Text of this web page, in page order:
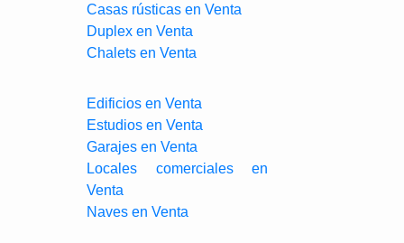
Casas rústicas en Venta
Duplex en Venta
Chalets en Venta
Edificios en Venta
Estudios en Venta
Garajes en Venta
Locales comerciales en
Venta
Naves en Venta